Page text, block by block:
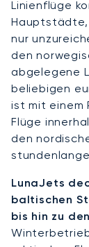
Linienflüge
Hauptstädte,
nur
den
abgelegene
beliebigen
ist mit einem
Flüge
den
LunaJets
baltischen
bis hin zu